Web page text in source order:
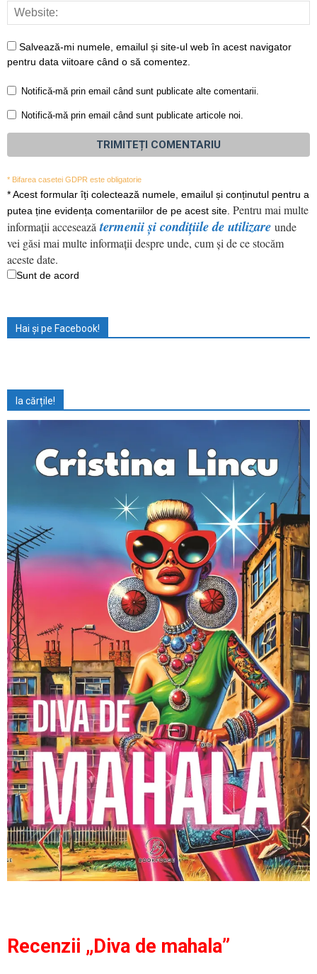
Salvează-mi numele, emailul și site-ul web în acest navigator
pentru data viitoare când o să comentez.
Notifică-mă prin email când sunt publicate alte comentarii.
Notifică-mă prin email când sunt publicate articole noi.
* Bifarea casetei GDPR este obligatorie
*Acest formular îți colectează numele, emailul și conținutul pentru a
putea ține evidența comentariilor de pe acest site. Pentru mai multe
informații acceseazătermenii și condițiile de utilizare unde
vei găsi mai multe informații despre unde, cum și de ce stocăm
aceste date.
Sunt de acord
Hai și pe Facebook!
Ia cărțile!
Recenzii „Diva de mahala”